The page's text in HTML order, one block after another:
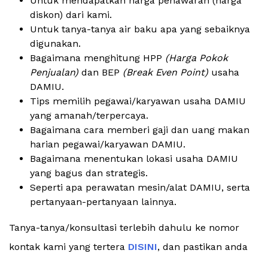
diskon) dari kami.
Untuk tanya-tanya air baku apa yang sebaiknya
digunakan.
Bagaimana menghitung HPP (Harga Pokok
Penjualan) dan BEP (Break Even Point) usaha
DAMIU.
Tips memilih pegawai/karyawan usaha DAMIU
yang amanah/terpercaya.
Bagaimana cara memberi gaji dan uang makan
harian pegawai/karyawan DAMIU.
Bagaimana menentukan lokasi usaha DAMIU
yang bagus dan strategis.
Seperti apa perawatan mesin/alat DAMIU, serta
pertanyaan-pertanyaan lainnya.
Tanya-tanya/konsultasi terlebih dahulu ke nomor
kontak kami yang tertera DISINI, dan pastikan anda